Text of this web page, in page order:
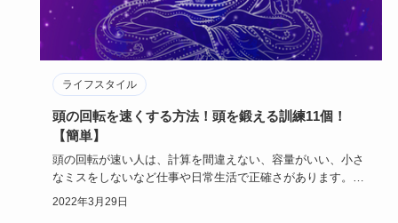
ライフスタイル
頭の回転を速くする方法！頭を鍛える訓練11個！
【簡単】
頭の回転が速い人は、計算を間違えない、容量がいい、小さ
なミスをしないなど仕事や日常生活で正確さがあります。
頭の回転を速…
2022年3月29日